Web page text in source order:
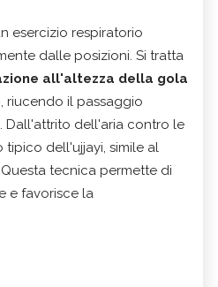
esercizio respiratorio
dalle posizioni. Si tratta
all'altezza della gola
riucendo il passaggio
Dall'attrito dell'aria contro le
dell'ujjayi, simile al
tecnica permette di
e favorisce la